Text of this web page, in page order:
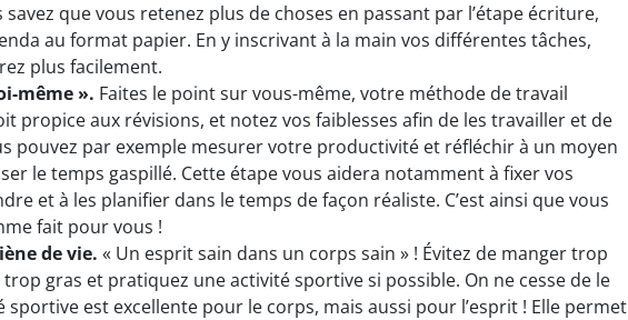
savez que vous retenez plus de choses en passant par l’étape écriture,
au format papier. En y inscrivant à la main vos différentes tâches,
plus facilement.
même ». Faites le point sur vous-même, votre méthode de travail
propice aux révisions, et notez vos faiblesses afin de les travailler et de
pouvez par exemple mesurer votre productivité et réfléchir à un moyen
le temps gaspillé. Cette étape vous aidera notamment à fixer vos
et à les planifier dans le temps de façon réaliste. C’est ainsi que vous
fait pour vous !
de vie. « Un esprit sain dans un corps sain » ! Évitez de manger trop
gras et pratiquez une activité sportive si possible. On ne cesse de le
sportive est excellente pour le corps, mais aussi pour l’esprit ! Elle permet